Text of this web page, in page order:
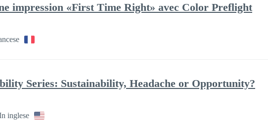
impression «First Time Right» avec Color Preflight
Series: Sustainability, Headache or Opportunity?
inglese